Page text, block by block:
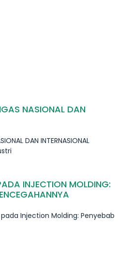
NASIONAL DAN
DAN INTERNASIONAL
INJECTION MOLDING:
pada Injection Molding: Penyebab